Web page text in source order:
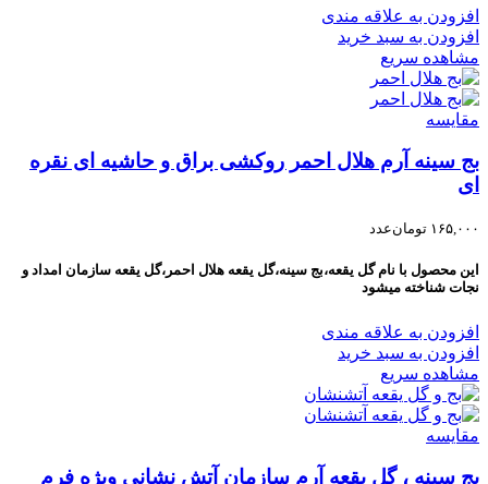
افزودن به علاقه مندی
افزودن به سبد خرید
مشاهده سریع
مقایسه
بج سینه آرم هلال احمر روکشی براق و حاشیه ای نقره
ای
۱۶۵,۰۰۰ تومانعدد
اين محصول با نام گل يقعه،بج سينه،گل یقعه هلال احمر،گل یقعه سازمان امداد و
نجات شناخته ميشود
افزودن به علاقه مندی
افزودن به سبد خرید
مشاهده سریع
مقایسه
بج سینه ، گل یقعه آرم سازمان آتش نشانی ویژه فرم